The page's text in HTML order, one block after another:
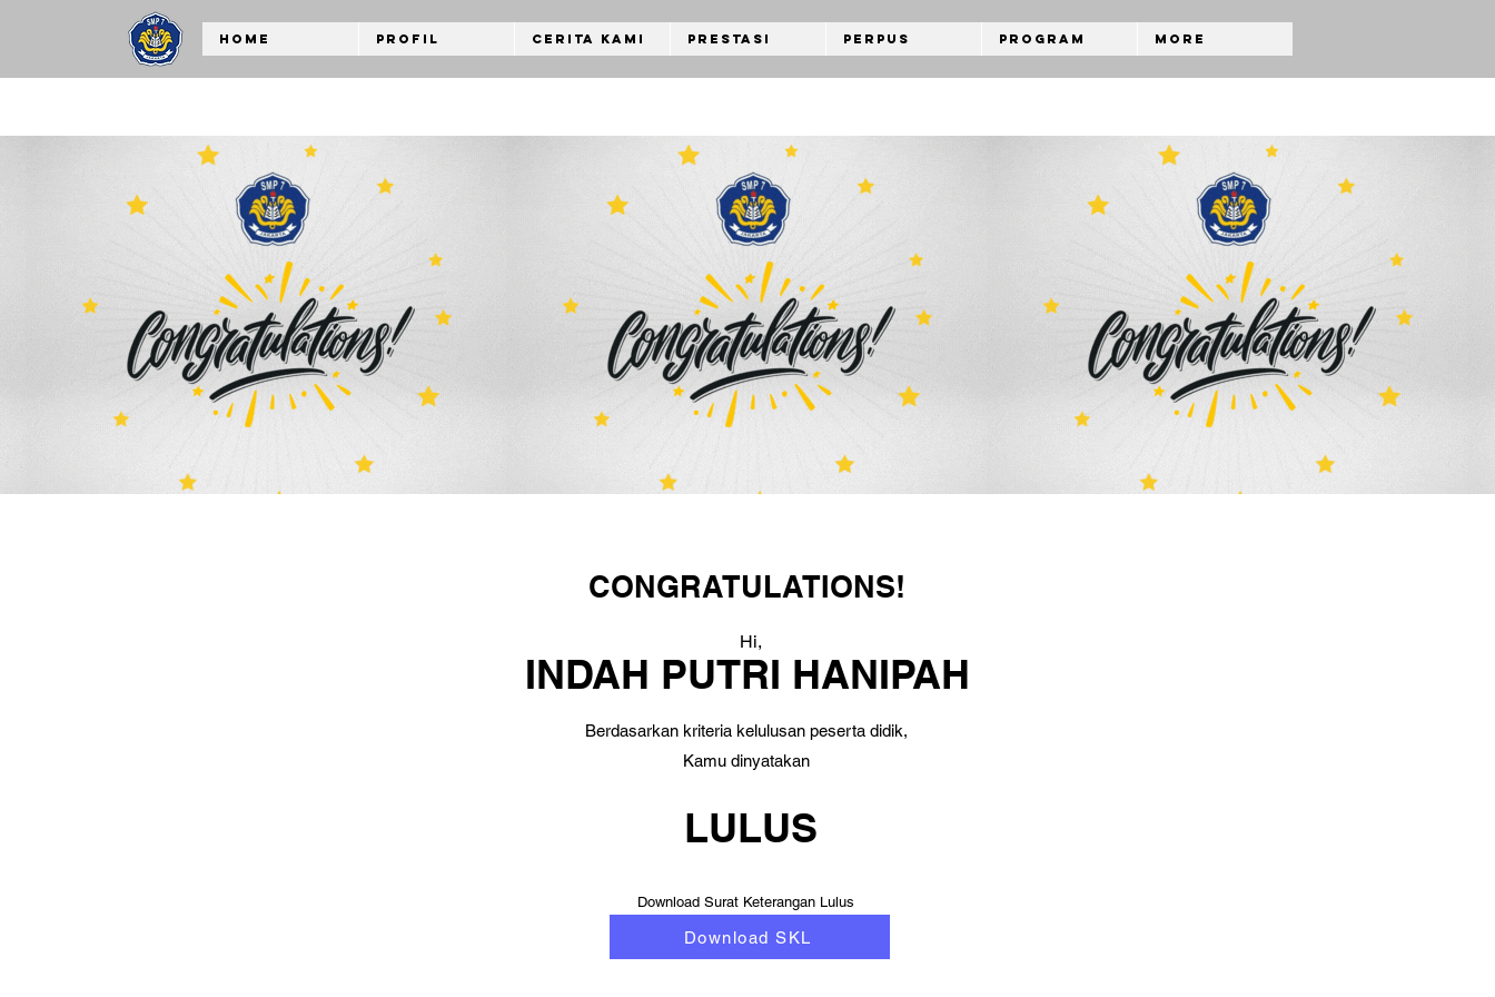
Home Profil Cerita Kami Prestasi Perpus Program More
CONGRATULATIONS!
Hi,
INDAH PUTRI HANIPAH
Berdasarkan kriteria kelulusan peserta didik,
Kamu dinyatakan
LULUS
Download Surat Keterangan Lulus
Download SKL